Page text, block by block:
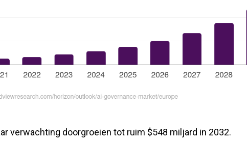
verwachting doorgroeien tot ruim $548 miljard in 2032.